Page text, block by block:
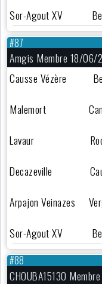
Sor-Agout
#87
Amgis Membre 18/06/
Causse Vézère
Malemort
Lavaur
Decazeville
Arpajon
Sor-Agout
#88
CHOUBA15130